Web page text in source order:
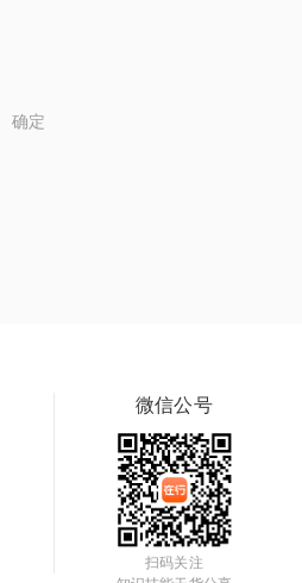
确定
微信公号
扫码关注